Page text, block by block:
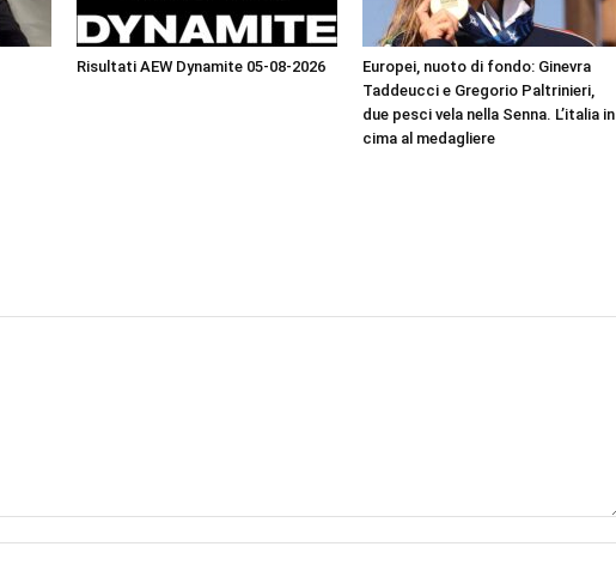
Risultati AEW Dynamite 05-08-2026
Europei, nuoto di fondo: Ginevra
Taddeucci e Gregorio Paltrinieri,
due pesci vela nella Senna. L’italia in
cima al medagliere